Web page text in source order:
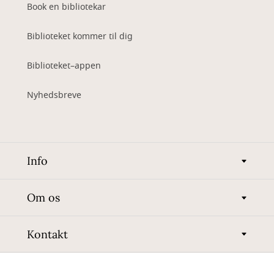
Book en bibliotekar
Biblioteket kommer til dig
Biblioteket–appen
Nyhedsbreve
Info
Om os
Kontakt